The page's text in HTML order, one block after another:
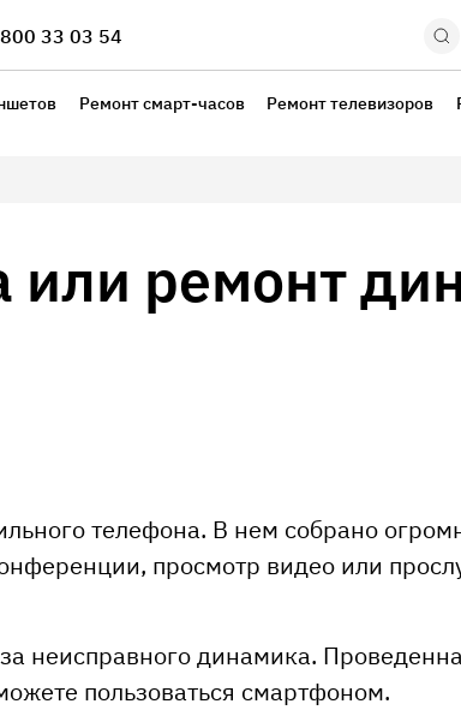
33 03 54
Ремонт смарт-часов Ремонт телевизоров
или ремонт
телефона. В нем собрано
просмотр видео или
неисправного динамика.
пользоваться смартфоном.